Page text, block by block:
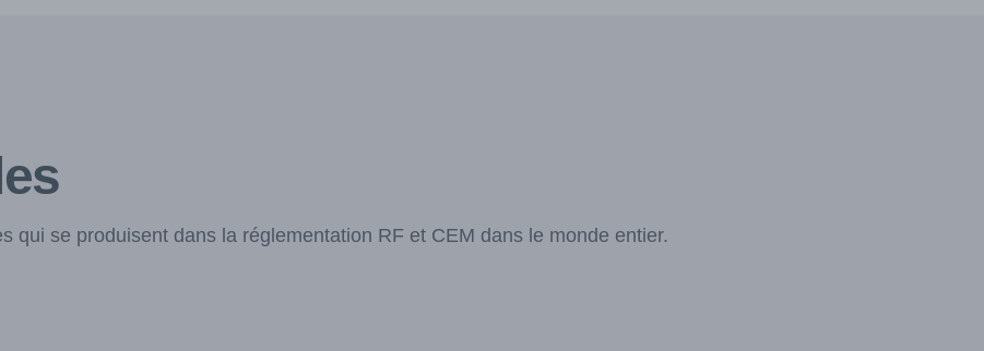
qui se produisent dans la réglementation RF et CEM dans le monde entier.